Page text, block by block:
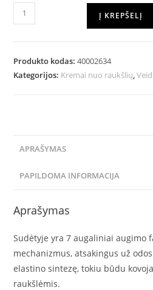
Į KREPŠELĮ
Produkto kodas:40002634
Kategorijos: Kremai nuo raukšlių,
APRAŠYMAS
PAPILDOMA INFORMACIJA
Aprašymas
Sudėtyje yra 7 augaliniai augimo
mechanizmus, atsakingus už
elastino sintezę, tokiu būdu
raukšlėmis.